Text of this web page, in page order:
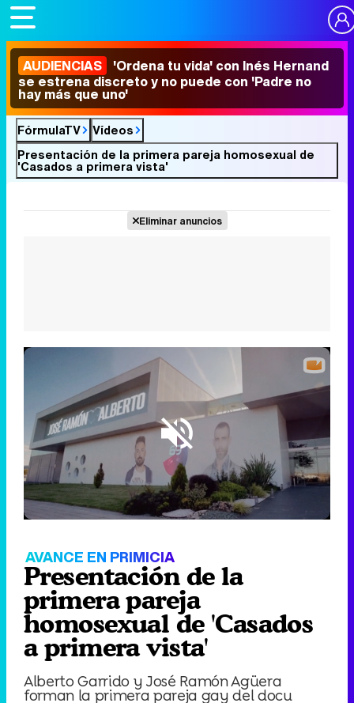
AUDIENCIAS 'Ordena tu vida' con Inés Hernand
se estrena discreto y no puede con 'Padre no
hay más que uno'
FórmulaTV
Vídeos
Presentación de la primera pareja homosexual de
'Casados a primera vista'
Eliminar anuncios
Unmute /
Loaded :
76.48%
AVANCE EN PRIMICIA
Presentación de la
primera pareja
homosexual de 'Casados
a primera vista'
Alberto Garrido y José Ramón Agüera
forman la primera pareja gay del docu